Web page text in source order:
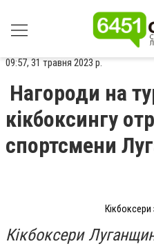
09:57, 31 травня 2023 р.
Нагороди на
кікбоксингу
спортсмени
Кікбоксери